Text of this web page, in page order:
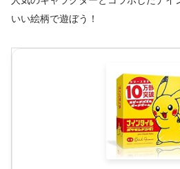
いい絵柄で遊ぼう！